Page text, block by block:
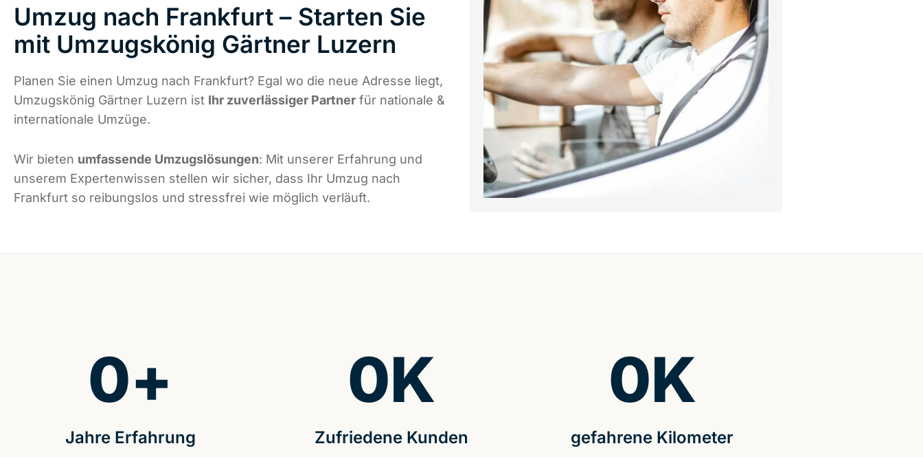
Umzug nach Frankfurt – Starten Sie
mit Umzugskönig Gärtner Luzern
Planen Sie einen Umzug nach Frankfurt? Egal wo die neue Adresse liegt,
Umzugskönig Gärtner Luzern ist Ihr zuverlässiger Partner für nationale &
internationale Umzüge.
Wir bieten umfassende Umzugslösungen: Mit unserer Erfahrung und
unserem Expertenwissen stellen wir sicher, dass Ihr Umzug nach
Frankfurt so reibungslos und stressfrei wie möglich verläuft.
Jahre Erfahrung
0+
Zufriedene Kunden
0K
gefahrene Kilometer
0K